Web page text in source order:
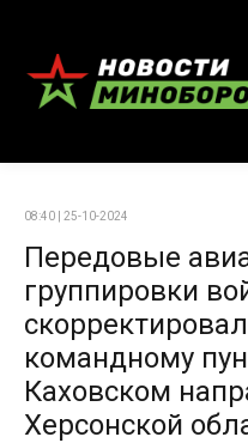
08:40 | 25-10-2024
Передовые
группировки
командному
Каховском
Херсонской